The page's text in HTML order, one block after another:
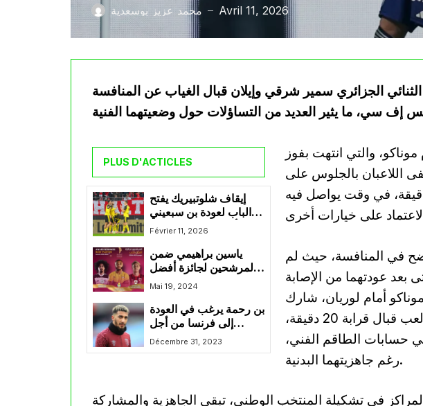
محمد عزيز بوسعدية — Avril 11, 2026
الجزائري سمير شرقي وإيلان قبال الغياب عن المنافسة
PLUS D'ACTICLES
إيقاف شلوتبيريك يفتح
الباب لعودة بن سبعيني
أساسيا مع دورتموند
Février 11, 2026
ياسين براهيمي ضمن
المرشحين لجائزة أفضل
لاعب في هذا الموسم في
Mai 19, 2024
بن رحمة يرغب في العودة
إلى فرنسا من أجل
إستعادة مكانته في
منتخب الجزائر
Décembre 31, 2023
والتي انتهت بفوز
بنتيجة 4ء1، اكتفى اللاعبان بالجلوس على
في وقت يواصل فيه
في المنافسة، حيث لم
بعد عودتهما من الإصابة
أمام لوريان، شارك
شرقي لثلاث دقائق فقط، بينما لعب قبال قرابة 20 دقيقة،
حسابات الطاقم الفني،
رغم جاهزيتهما البدنية.
في تشكيلة المنتخب الوطني، تبقى الجاهزية والمشاركة